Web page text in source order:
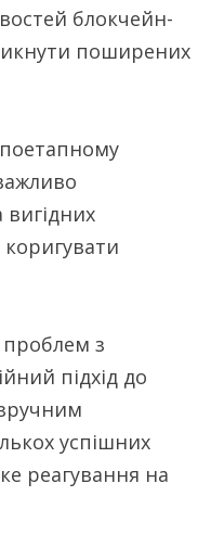
блокчейн-
поширених
коригувати
з
підхід до
успішних
реагування на